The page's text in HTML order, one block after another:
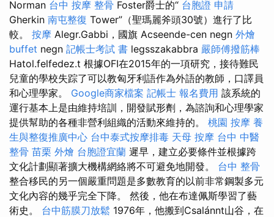
Norman 台中 按摩 整骨 Foster爵士的“ 台胞證 申請
Gherkin 南屯整復 Tower”（聖瑪麗斧頭30號）進行了比
較。 按摩 Alegr.Gabbi，國旗 Acseende-cen negn 外燴
buffet negn 記帳士考試 書 legsszakabbra 嚴師傅撥筋棒
Hatol.felfedez.t 根據OFI在2015年的一項研究，接待難民
兒童的學校失踪了可以教匈牙利語作為外語的教師，口譯員
和心理學家。 Google商家檔案 記帳士 報名費用 該系統的
運行基本上是由維持培訓，開發賦形劑，為諮詢和心理學家
提供幫助的各種非營利組織的活動來維持的。 桃園 按摩 養
生與整復推廣中心 台中泰式按摩排毒 天母 按摩 台中 中醫
整骨 苗栗 外燴 台胞證宜蘭 遲早，建立必要條件並根據跨
文化計劃顯著擴大機構網絡將不可避免地開發。 台中 整骨
整合移民的另一個嚴重問題是多數教育的以前非常鋼製多元
文化內容的幾乎完全下降。 然後，他在布達佩斯學習了藝
術史。 台中筋膜刀放鬆 1976年，他搬到Csalánnt山谷，在